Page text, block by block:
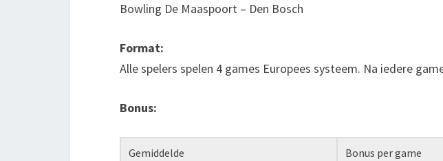
Bowling De Maaspoort – Den Bosch
Format:
Alle spelers spelen 4 games Europees systeem. Na iedere
Bonus:
Gemiddelde Bonus per game